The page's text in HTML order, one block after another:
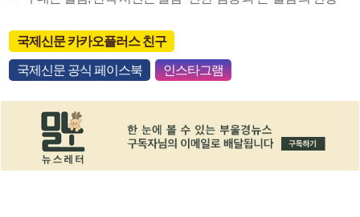
국제신문 카카오플러스 친구
국제신문 공식 페이스북 인스타그램